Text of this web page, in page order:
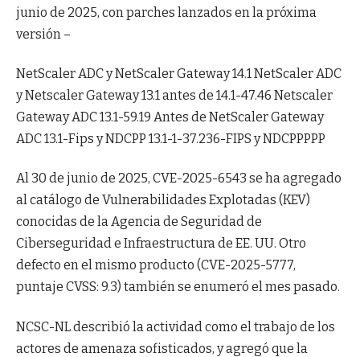
junio de 2025, con parches lanzados en la próxima
versión –
NetScaler ADC y NetScaler Gateway 14.1 NetScaler ADC
y Netscaler Gateway 13.1 antes de 14.1-47.46 Netscaler
Gateway ADC 13.1-59.19 Antes de NetScaler Gateway
ADC 13.1-Fips y NDCPP 13.1-1-37.236-FIPS y NDCPPPPP
Al 30 de junio de 2025, CVE-2025-6543 se ha agregado
al catálogo de Vulnerabilidades Explotadas (KEV)
conocidas de la Agencia de Seguridad de
Ciberseguridad e Infraestructura de EE. UU. Otro
defecto en el mismo producto (CVE-2025-5777,
puntaje CVSS: 9.3) también se enumeró el mes pasado.
NCSC-NL describió la actividad como el trabajo de los
actores de amenaza sofisticados, y agregó que la